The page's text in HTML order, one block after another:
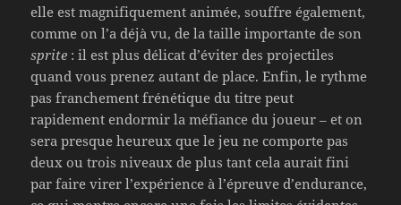
elle est magnifiquement animée, souffre également,
comme on l’a déjà vu, de la taille importante de son
sprite : il est plus délicat d’éviter des projectiles
quand vous prenez autant de place. Enfin, le rythme
pas franchement frénétique du titre peut
rapidement endormir la méfiance du joueur – et on
sera presque heureux que le jeu ne comporte pas
deux ou trois niveaux de plus tant cela aurait fini
par faire virer l’expérience à l’épreuve d’endurance,